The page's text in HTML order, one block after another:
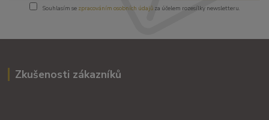
Souhlasím se zpracováním osobních údajůza účelem rozesílky newsletteru.
Zkušenosti zákazníků